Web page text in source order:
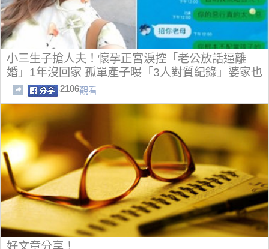
小三生子搶人夫！懷孕正宮淚控「老公放話逼離
婚」1年沒回家 孤單產子曝「3人對質紀錄」婆家也
放生她
2106觀看
好文章分享！